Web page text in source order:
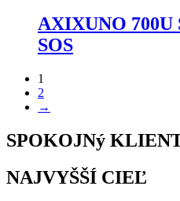
AXIXUNO 700U
SOS
1
2
→
SPOKOJNý
NAJVYŠŠÍ CIEĽ